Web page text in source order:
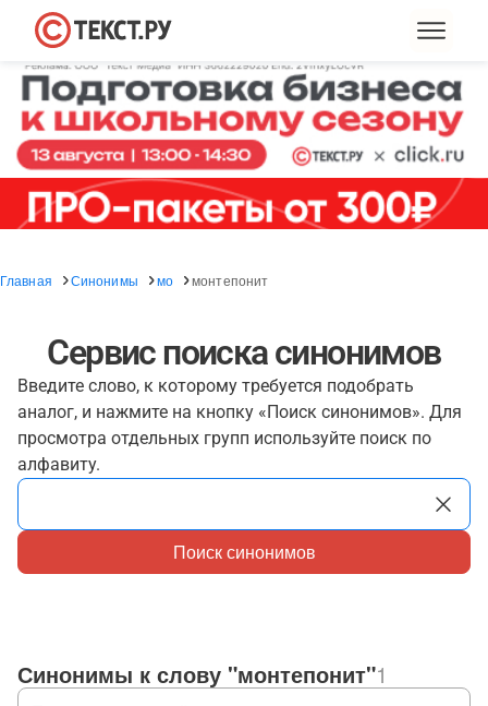
Главная Синонимы мо монтепонит
Сервис поиска синонимов
Введите слово, к которому требуется подобрать
аналог, и нажмите на кнопку «Поиск синонимов». Для
просмотра отдельных групп используйте поиск по
алфавиту.
Поиск синонимов
Синонимы к слову "монтепонит"1